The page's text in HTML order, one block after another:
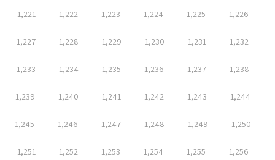
1,221 1,222 1,223 1,224 1,225 1,226
1,227 1,228 1,229 1,230 1,231 1,232
1,233 1,234 1,235 1,236 1,237 1,238
1,239 1,240 1,241 1,242 1,243 1,244
1,245 1,246 1,247 1,248 1,249 1,250
1,251 1,252 1,253 1,254 1,255 1,256